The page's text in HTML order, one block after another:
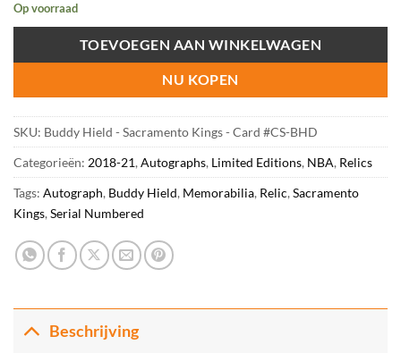
Op voorraad
TOEVOEGEN AAN WINKELWAGEN
NU KOPEN
SKU: Buddy Hield - Sacramento Kings - Card #CS-BHD
Categorieën: 2018-21, Autographs, Limited Editions, NBA, Relics
Tags: Autograph, Buddy Hield, Memorabilia, Relic, Sacramento
Kings, Serial Numbered
Beschrijving